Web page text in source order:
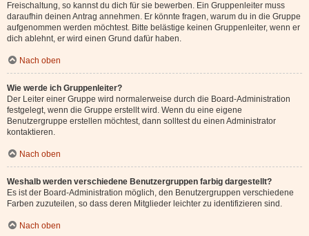
Freischaltung, so kannst du dich für sie bewerben. Ein Gruppenleiter muss
daraufhin deinen Antrag annehmen. Er könnte fragen, warum du in die Gruppe
aufgenommen werden möchtest. Bitte belästige keinen Gruppenleiter, wenn er
dich ablehnt, er wird einen Grund dafür haben.
Nach oben
Wie werde ich Gruppenleiter?
Der Leiter einer Gruppe wird normalerweise durch die Board-Administration
festgelegt, wenn die Gruppe erstellt wird. Wenn du eine eigene
Benutzergruppe erstellen möchtest, dann solltest du einen Administrator
kontaktieren.
Nach oben
Weshalb werden verschiedene Benutzergruppen farbig dargestellt?
Es ist der Board-Administration möglich, den Benutzergruppen verschiedene
Farben zuzuteilen, so dass deren Mitglieder leichter zu identifizieren sind.
Nach oben